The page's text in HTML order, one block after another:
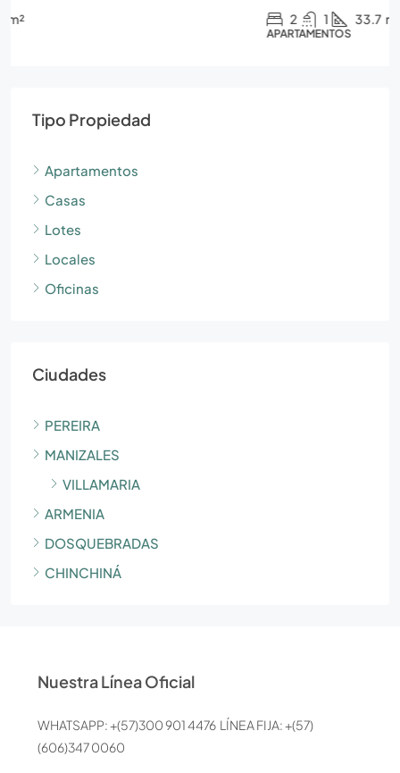
Tipo Propiedad
Apartamentos
Casas
Lotes
Locales
Oficinas
Ciudades
PEREIRA
MANIZALES
VILLAMARIA
ARMENIA
DOSQUEBRADAS
CHINCHINÁ
Nuestra Línea Oficial
WHATSAPP: +(57)300 901 4476 LÍNEA FIJA: +(57)
(606)347 0060